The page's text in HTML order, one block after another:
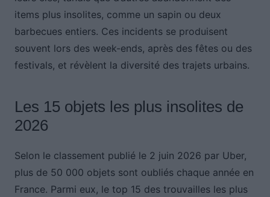
items plus insolites, comme un sapin ou deux
barbecues entiers. Ces incidents se produisent
souvent lors des week-ends, après des fêtes ou des
festivals, et révèlent la diversité des trajets urbains.
Les 15 objets les plus insolites de
2026
Selon le classement publié le 2 juin 2026 par Uber,
plus de 50 000 objets sont oubliés chaque année en
France. Parmi eux, le top 15 des trouvailles les plus